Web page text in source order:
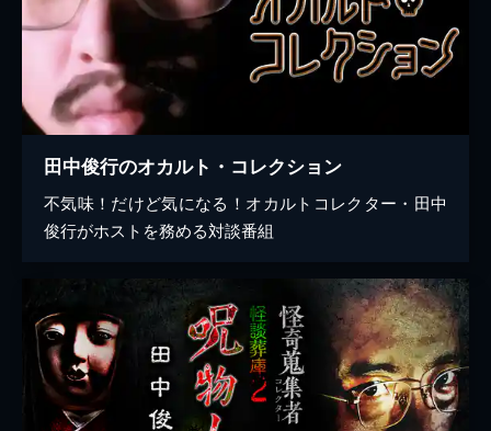
田中俊行のオカルト・コレクション
不気味！だけど気になる！オカルトコレクター・田中
俊行がホストを務める対談番組